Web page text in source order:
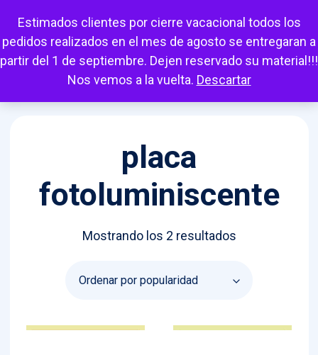
Estimados clientes por cierre vacacional todos los
pedidos realizados en el mes de agosto se entregaran a
partir del 1 de septiembre. Dejen reservado su material!!!
Nos vemos a la vuelta. Descartar
Mi cuenta Carrito Favoritos Escuchar
placa
fotoluminiscente
Mostrando los 2 resultadosOrdenado